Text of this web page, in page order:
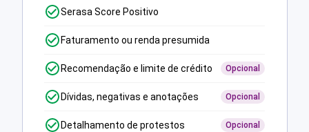
Serasa Score Positivo
Faturamento ou renda presumida
Recomendação e limite de crédito Opcional
Dívidas, negativas e anotações Opcional
Detalhamento de protestos Opcional